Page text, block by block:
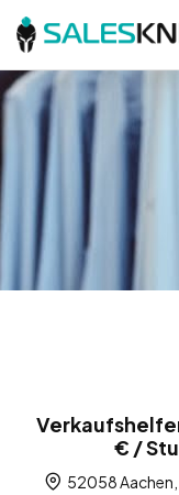
€ /
52058